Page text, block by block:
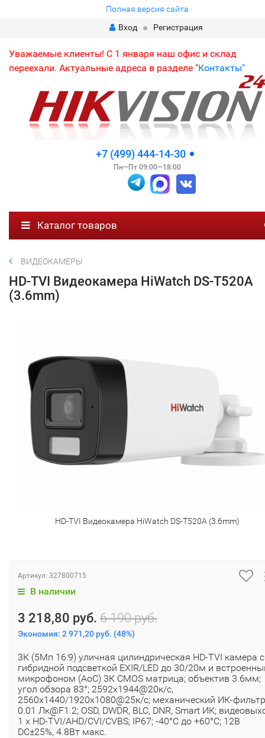
Полная версия сайта
Вход
Регистрация
Уважаемые клиенты! С 1 января наш офис и склад
переехали. Актуальные адреса в разделе "Контакты"
+7 (499) 444-14-30
Пн—Пт 09:00—18:00
Каталог товаров
ВИДЕОКАМЕРЫ
HD-TVI Видеокамера HiWatch DS-T520A
(3.6mm)
HD-TVI Видеокамера HiWatch DS-T520A (3.6mm)
Артикул: 327800715
В наличии
3 218,80 руб. 6 190 руб.
Экономия: 2 971,20 руб. (48%)
3К (5Мп 16:9) уличная цилиндрическая HD-TVI камера с
гибридной подсветкой EXIR/LED до 30/20м и
микрофоном (AoC) 3К CMOS матрица; объектив 3.6мм;
угол обзора 83°; 2592x1944@20к/с,
2560x1440/1920x1080@25к/с; механический ИК-
0.01 Лк@F1.2; OSD, DWDR, BLC, DNR, Smart ИК;
1 х HD-TVI/AHD/CVI/CVBS; IP67; -40°С до +60°С; 12В
DC±25%, 4.8Вт макс.